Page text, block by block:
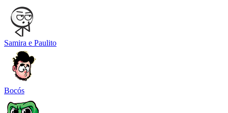
Samira e Paulito
Bocós